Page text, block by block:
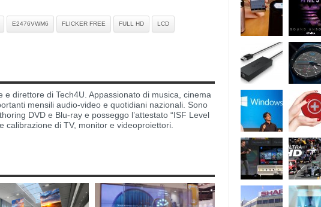
E2476VWM6 FLICKER FREE FULL HD LCD
e direttore di Tech4U. Appassionato di musica, cinema
mensili audio-video e quotidiani nazionali. Sono
DVD e Blu-ray e posseggo l’attestato “ISF Level
calibrazione di TV, monitor e videoproiettori.